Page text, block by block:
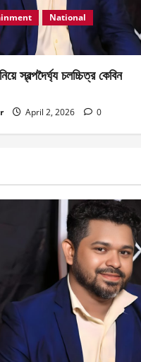
National
স্বল্পদৈর্ঘ‍্য চলচ্চিত্র কেবিন
April 2, 2026 0